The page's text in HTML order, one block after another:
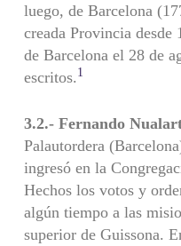
luego, de Barcelona
creada Provincia desde
de Barcelona el 28 de
escritos. 1
3.2.- Fernando
Palautordera
ingresó en la
Hechos los votos y
algún tiempo a las
superior de Guissona.